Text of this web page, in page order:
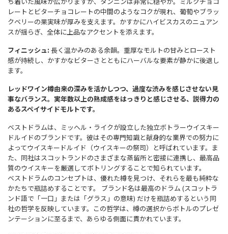
レートとビターチョコレートの中間のようなコクが現れ、葡萄やブラッ
クベリーの果実味が厚みを支えます。かすかにハイビスカスのニュアン
スが揺らぎ、全体に上品なアクセントを添えます。
フィニッシュ: 長く温かみのある余韻。重厚なモルトの甘みとロースト
感が持続し、かすかなビターさとともにハーバルな要素が静かに後退し
ます。
レッドワイン樽由来の深みを活かしつつ、過度な渋みを感じさせない見
事なバランス。実年数以上の熟成感をはっきりと感じさせる、説得力の
あるスペイサイドモルトです。
ベストドラムは、ミッヘル・ライクが設立した独立ボトラーウイスキー
ドルイドのブランドです。彼はその専門知識と献身的な業界での努力に
よってウイスキードルイド（ウイスキーの祭司）と呼ばれています。ま
た、同社はスコットランドのさまざまな蒸留所と密接に連携し、最高品
質のウイスキーを厳選してボトリングすることで知られています。
ベストドラムのコンセプトは、優れた樽を見つけ、それらを最も純粋な
かたちで瓶詰めすることです。 ブランド名は最高のドラム (スコットラ
ンド語で「一口」または「グラス」の意味) だけを瓶詰めするという同
社の哲学を反映しています。この哲学は、樽の選択からボトルのプレゼ
ンテーションに至るまで、あらゆる側面に貫かれています。